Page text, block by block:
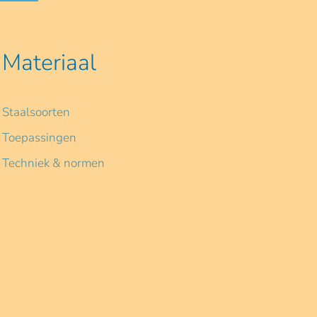
Materiaal
Staalsoorten
Toepassingen
Techniek & normen